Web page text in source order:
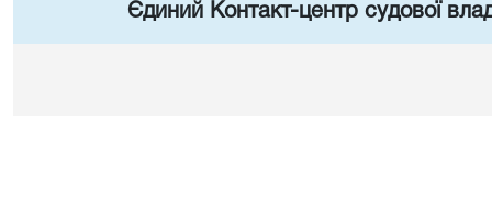
Єдиний Контакт-центр судової